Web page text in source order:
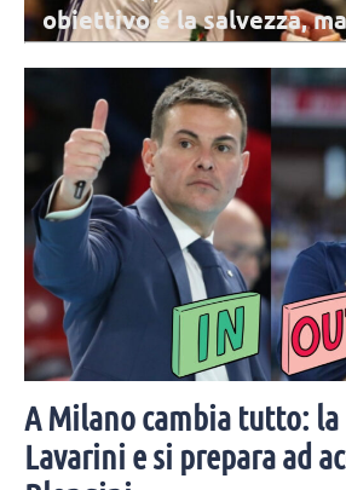
obiettivo è la salvezza,
mirare ad altro”
schiacciatore presenta la prossima
Cisterna.
A Milano cambia tutto:
Lavarini e si prepara ad